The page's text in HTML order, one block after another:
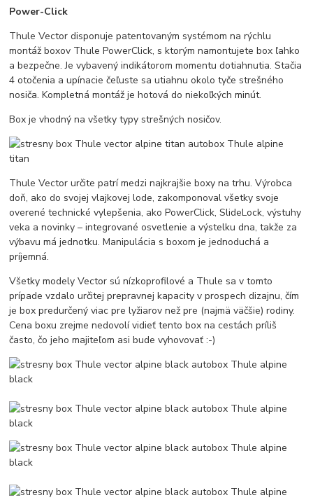
Power-Click
Thule Vector disponuje patentovaným systémom na rýchlu
montáž boxov Thule PowerClick, s ktorým namontujete box ľahko
a bezpečne. Je vybavený indikátorom momentu dotiahnutia. Stačia
4 otočenia a upínacie čeľuste sa utiahnu okolo tyče strešného
nosiča. Kompletná montáž je hotová do niekoľkých minút.
Box je vhodný na všetky typy strešných nosičov.
Thule Vector určite patrí medzi najkrajšie boxy na trhu. Výrobca
doň, ako do svojej vlajkovej lode, zakomponoval všetky svoje
overené technické vylepšenia, ako PowerClick, SlideLock, výstuhy
veka a novinky – integrované osvetlenie a výstelku dna, takže za
výbavu má jednotku. Manipulácia s boxom je jednoduchá a
príjemná.
Všetky modely Vector sú nízkoprofilové a Thule sa v tomto
prípade vzdalo určitej prepravnej kapacity v prospech dizajnu, čím
je box predurčený viac pre lyžiarov než pre (najmä väčšie) rodiny.
Cena boxu zrejme nedovolí vidieť tento box na cestách príliš
často, čo jeho majiteľom asi bude vyhovovať :-)